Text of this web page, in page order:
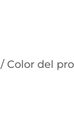
/ Color del